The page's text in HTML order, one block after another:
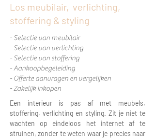
Los meubilair, verlichting,
stoffering & styling
- Selectie van meubilair
- Selectie van verlichting
- Selectie van stoffering
- Aankoopbegeleiding
- Offerte aanvragen en vergelijken
- Zakelijk inkopen
Een interieur is pas af met meubels,
stoffering, verlichting en styling. Zit je niet te
wachten op eindeloos het internet af te
struinen, zonder te weten waar je precies naar